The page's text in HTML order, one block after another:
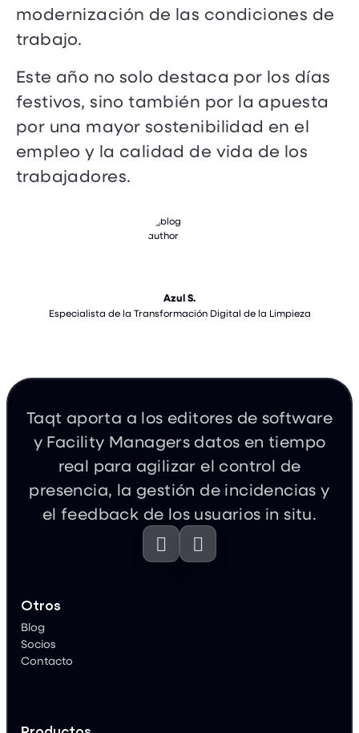
modernización de las condiciones de
trabajo.
Este año no solo destaca por los días
festivos, sino también por la apuesta
por una mayor sostenibilidad en el
empleo y la calidad de vida de los
trabajadores.
Azul S.
Especialista de la Transformación Digital de la Limpieza
Taqt aporta a los editores de software
y Facility Managers datos en tiempo
real para agilizar el control de
presencia, la gestión de incidencias y
el feedback de los usuarios in situ.


Otros
Blog
Socios
Contacto